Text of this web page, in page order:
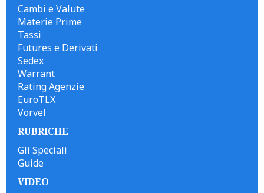
Cambi e Valute
Materie Prime
Tassi
Futures e Derivati
Sedex
Warrant
Rating Agenzie
EuroTLX
Vorvel
RUBRICHE
Gli Speciali
Guide
VIDEO